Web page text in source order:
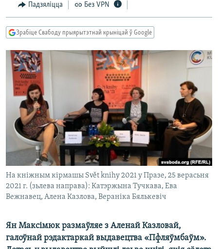
пошукуБЕЛАРУСЫ НА ВАЙНЕ
КУЛЬТУРА
КАЛЯНДАР
АЎДЫЁКНІГІ
МОВА
НА ХВАЛЯХ СВАБОДЫ
TWITTER
Усе сайты РС/РСЭ
Падзяліцца Без VPN
Зрабіце Свабоду прыярытэтнай крыніцай ў Google
На кніжным кірмашы Svět knihy 2021 у Празе, 25 верасьня
2021 г. (зьлева направа): Катэржына Тучкава, Ева
Вежнавец, Алена Казлова, Вераніка Бялькевіч
Ян Максімюк размаўляе з Аленай Казловай,
галоўнай рэдактаркай выдавецтва «Пфляўмбаўм».